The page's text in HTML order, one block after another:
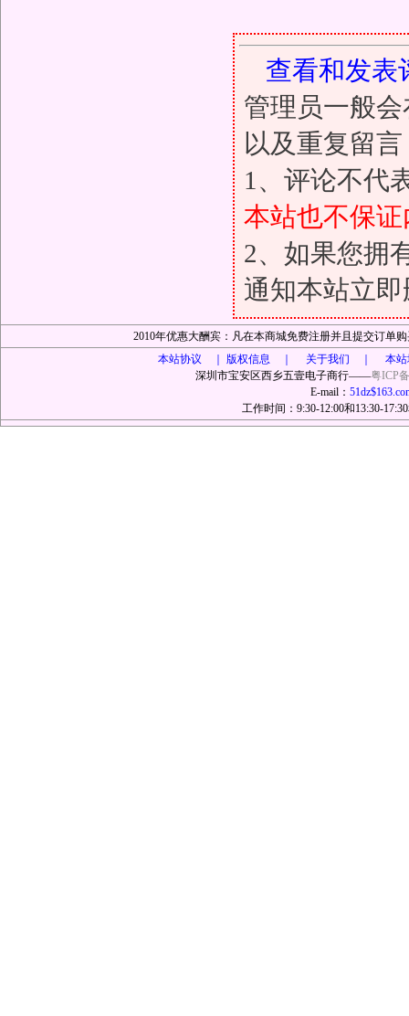
查看和发表
管理员一般
以及重复留
1、评论不代
本站也不保
2、如果您拥
通知本站立
2010年优惠大酬宾：凡在本商城免费注册并且提交订单
本站协议 ｜
版权信息 ｜ 关于我们 ｜ 本
深圳市宝安区西乡五壹电子商行——粤ICP
E-mail：
工作时间：9:30-12:00和13:30-